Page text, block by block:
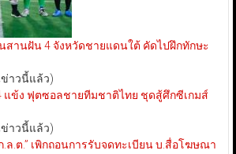
สานฝัน 4 จังหวัดชายแดนใต้ คัดไปฝึกทักษะ
ข่าวนี้แล้ว)
แข้ง ฟุตซอลชายทีมชาติไทย ชุดสู้ศึกซีเกมส์
ข่าวนี้แล้ว)
.ล.ต.” เพิกถอนการรับจดทะเบียน บ.สื่อโฆษณา